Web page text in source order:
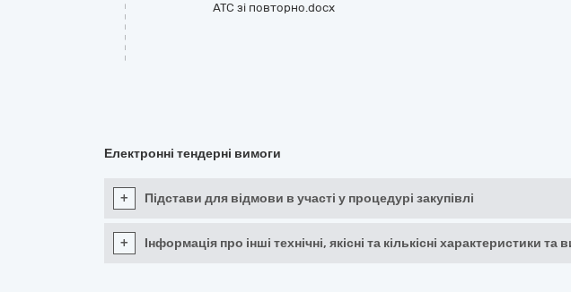
АТС зі повторно.docx
Електронні тендерні вимоги
+ Підстави для відмови в участі у процедурі закупівлі
+ Інформація про інші технічні, якісні та кількісні характеристики